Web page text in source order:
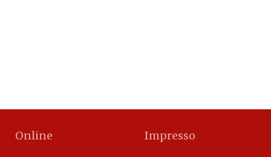
Online Impresso